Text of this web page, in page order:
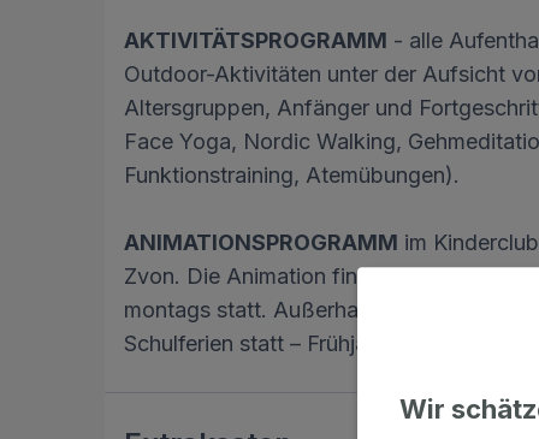
AKTIVITÄTSPROGRAMM - alle
Outdoor-Aktivitäten unter der Aufsicht
Altersgruppen, Anfänger und
Face Yoga, Nordic Walking,
Funktionstraining, Atemübungen).
ANIMATIONSPROGRAMM im
Zvon. Die Animation findet in den
montags statt. Außerhalb der
Schulferien statt – Frühjahrs-/Herbstferien
Wir